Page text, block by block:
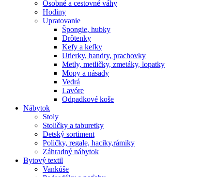
Osobné a cestovné váhy
Hodiny
Upratovanie
Špongie, hubky
Drôtenky
Kefy a kefky
Utierky, handry, prachovky
Metly, metličky, zmetáky, lopatky
Mopy a násady
Vedrá
Lavóre
Odpadkové koše
Nábytok
Stoly
Stoličky a taburetky
Detský sortiment
Poličky, regale, haciky,rámiky
Záhradný nábytok
Bytový textil
Vankúše